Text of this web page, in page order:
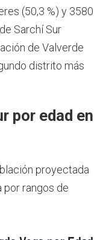
(50,3 %) y 3580
Sarchí Sur
de Valverde
distrito más
por edad en
proyectada
por rangos de